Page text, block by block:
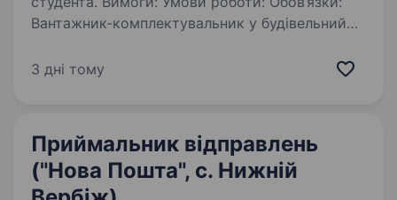
Вантажник-комплектувальник у будівельний
3 дні тому
Приймальник відправлень
("Нова Пошта", с. Нижній